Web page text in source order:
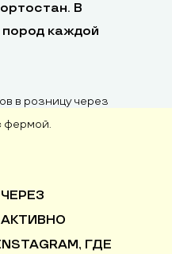
В
каждой
в розницу через
фермой.
ГДЕ